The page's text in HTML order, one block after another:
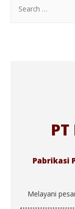
PT
Pabrikasi
Melayani